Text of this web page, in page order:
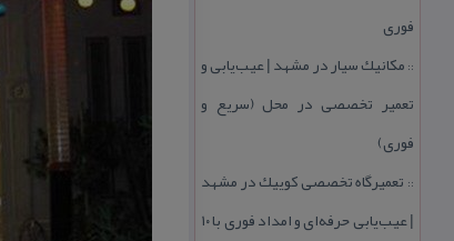
فوری
:: مكانیك سیار در مشهد | عیب‌یابی و
تعمیر تخصصی در محل (سریع و
فوری)
:: تعمیرگاه تخصصی كوییك در مشهد
| عیب‌یابی حرفه‌ای و امداد فوری با ۱۰